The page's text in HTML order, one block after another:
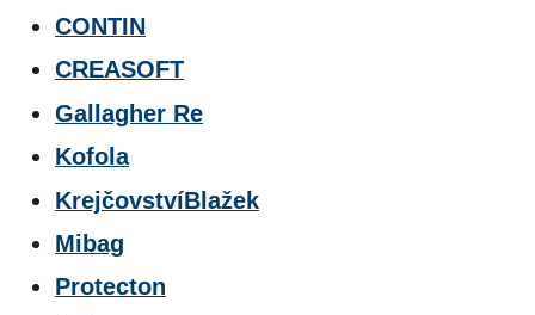
CONTIN
CREASOFT
Gallagher Re
Kofola
KrejčovstvíBlažek
Mibag
Protecton